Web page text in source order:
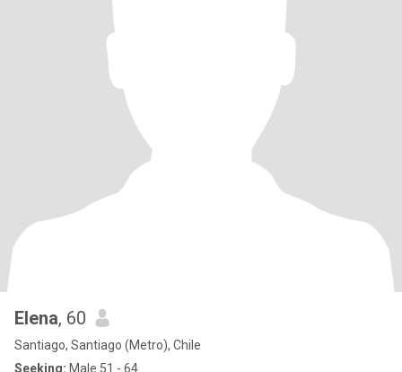
Elena, 60
Santiago, Santiago (Metro), Chile
Seeking: Male 51 - 64